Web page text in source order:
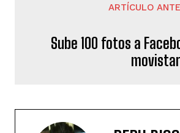
ARTÍCULO
Sube 100 fotos a
movistar